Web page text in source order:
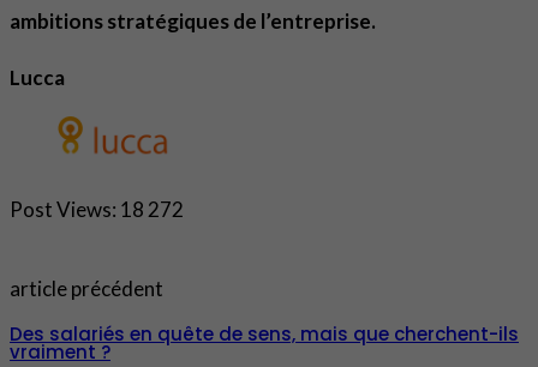
ambitions stratégiques de l’entreprise.
Lucca
Post Views: 18 272
article précédent
Des salariés en quête de sens, mais que cherchent-ils
vraiment ?